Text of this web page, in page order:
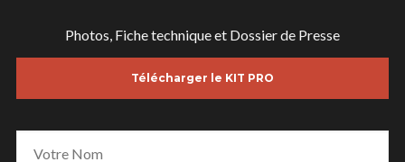
Photos, Fiche technique et Dossier de Presse
Télécharger le KIT PRO